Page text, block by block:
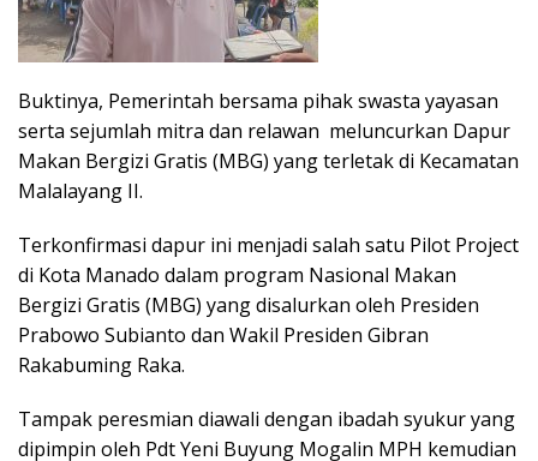
Buktinya, Pemerintah bersama pihak swasta yayasan
serta sejumlah mitra dan relawan meluncurkan Dapur
Makan Bergizi Gratis (MBG) yang terletak di Kecamatan
Malalayang II.
Terkonfirmasi dapur ini menjadi salah satu Pilot Project
di Kota Manado dalam program Nasional Makan
Bergizi Gratis (MBG) yang disalurkan oleh Presiden
Prabowo Subianto dan Wakil Presiden Gibran
Rakabuming Raka.
Tampak peresmian diawali dengan ibadah syukur yang
dipimpin oleh Pdt Yeni Buyung Mogalin MPH kemudian